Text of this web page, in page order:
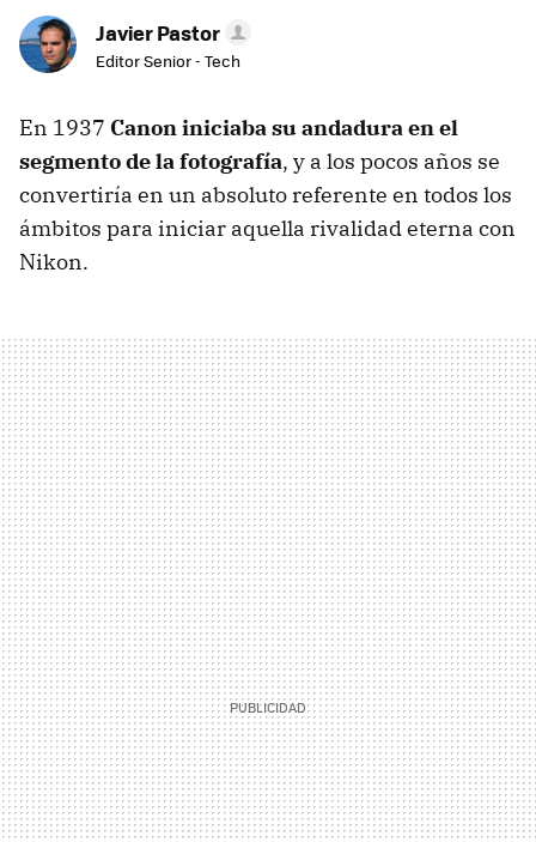
Javier Pastor
Editor Senior - Tech
En 1937 Canon iniciaba su andadura en el
segmento de la fotografía, y a los pocos años se
convertiría en un absoluto referente en todos los
ámbitos para iniciar aquella rivalidad eterna con
Nikon.